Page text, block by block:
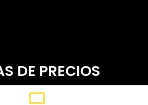
DE PRECIOS